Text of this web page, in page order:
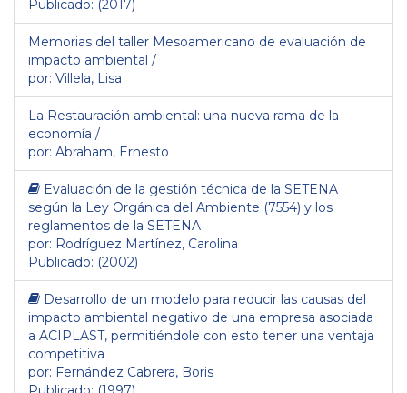
Publicado: (2017)
Memorias del taller Mesoamericano de evaluación de
impacto ambiental /
por: Villela, Lisa
La Restauración ambiental: una nueva rama de la
economía /
por: Abraham, Ernesto
Evaluación de la gestión técnica de la SETENA
según la Ley Orgánica del Ambiente (7554) y los
reglamentos de la SETENA
por: Rodríguez Martínez, Carolina
Publicado: (2002)
Desarrollo de un modelo para reducir las causas del
impacto ambiental negativo de una empresa asociada
a ACIPLAST, permitiéndole con esto tener una ventaja
competitiva
por: Fernández Cabrera, Boris